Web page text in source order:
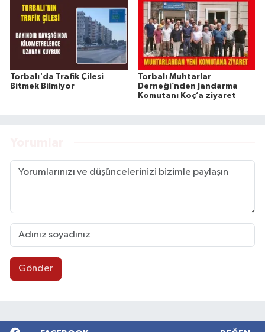
Torbalı'da Trafik Çilesi
Bitmek Bilmiyor
Torbalı Muhtarlar
Derneği’nden Jandarma
Komutanı Koç’a ziyaret
Gönder